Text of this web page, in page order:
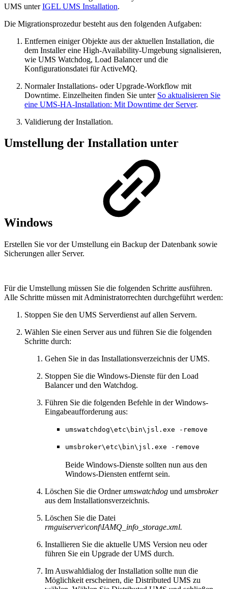
UMS unterIGEL UMS Installation.
Die Migrationsprozedur besteht aus den folgenden Aufgaben:
Entfernen einiger Objekte aus der aktuellen Installation, die
dem Installer eine High-Availability-Umgebung signalisieren,
wie UMS Watchdog, Load Balancer und die
Konfigurationsdatei für ActiveMQ.
Normaler Installations- oder Upgrade-Workflow mit
Downtime. Einzelheiten finden Sie unter So aktualisieren Sie
eine UMS-HA-Installation: Mit Downtime der Server.
Validierung der Installation.
Umstellung der Installation unter
Windows
Erstellen Sie vor der Umstellung ein Backup der Datenbank sowie
Sicherungen aller Server.
Für die Umstellung müssen Sie die folgenden Schritte ausführen.
Alle Schritte müssen mit Administratorrechten durchgeführt werden:
Stoppen Sie den UMS Serverdienst auf allen Servern.
Wählen Sie einen Server aus und führen Sie die folgenden
Schritte durch:
Gehen Sie in das Installationsverzeichnis der UMS.
Stoppen Sie die Windows-Dienste für den Load
Balancer und den Watchdog.
Führen Sie die folgenden Befehle in der Windows-
Eingabeaufforderung aus:
umswatchdog\etc\bin\jsl.exe -remove
umsbroker\etc\bin\jsl.exe -remove
Beide Windows-Dienste sollten nun aus den
Windows-Diensten entfernt sein.
Löschen Sie die Ordnerumswatchdog und umsbroker
aus dem Installationsverzeichnis.
Löschen Sie die Datei
rmguiserver\conf\IAMQ_info_storage.xml.
Installieren Sie die aktuelle UMS Version neu oder
führen Sie ein Upgrade der UMS durch.
Im Auswahldialog der Installation sollte nun die
Möglichkeit erscheinen, die Distributed UMS zu